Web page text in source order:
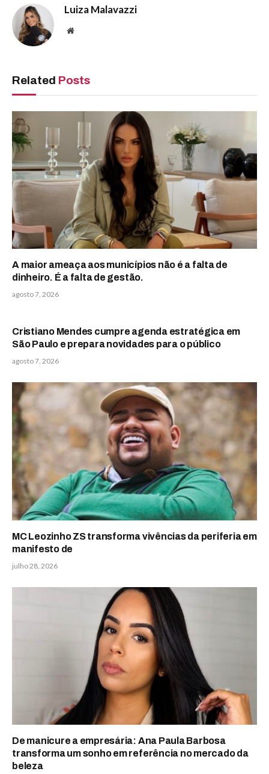
Luiza Malavazzi
Website
Related Posts
A maior ameaça aos municípios não é a falta de
dinheiro. É a falta de gestão.
agosto 7, 2026
Cristiano Mendes cumpre agenda estratégica em
São Paulo e prepara novidades para o público
agosto 7, 2026
MC Leozinho ZS transforma vivências da periferia em
manifesto de
julho 28, 2026
De manicure a empresária: Ana Paula Barbosa
transforma um sonho em referência no mercado da
beleza